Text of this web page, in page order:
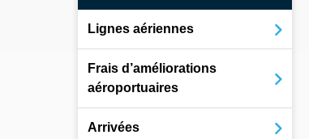
Lignes aériennes
Frais d’améliorations
aéroportuaires
Arrivées